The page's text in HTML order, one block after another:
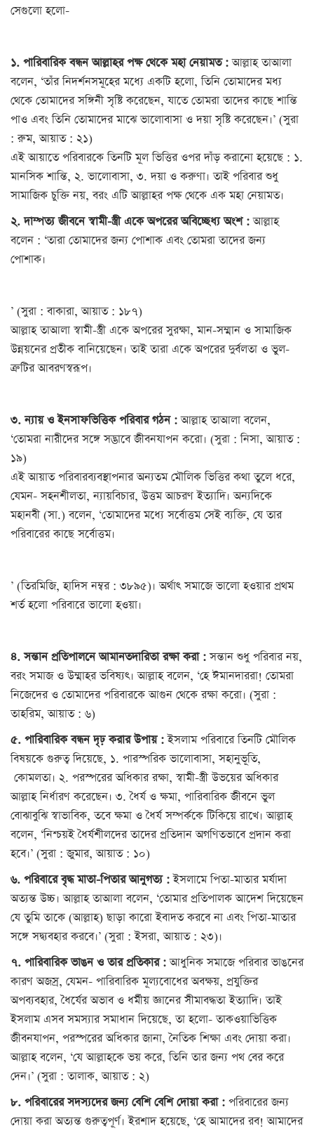
সেগুলো হলো-
১. পারিবারিক বন্ধন আল্লাহর পক্ষ থেকে মহা নেয়ামত :আল্লাহ তাআলা
বলেন, ‘তাঁর নিদর্শনসমূহের মধ্যে একটি হলো, তিনি তোমাদের মধ্য
থেকে তোমাদের সঙ্গিনী সৃষ্টি করেছেন, যাতে তোমরা তাদের কাছে শান্তি
পাও এবং তিনি তোমাদের মাঝে ভালোবাসা ও দয়া সৃষ্টি করেছেন।’ (সুরা
: ‍রুম, আয়াত : ২১)
এই আয়াতে পরিবারকে তিনটি মূল ভিত্তির ওপর দাঁড় করানো হয়েছে : ১.
মানসিক শান্তি, ২. ভালোবাসা, ৩. দয়া ও করুণা। তাই পরিবার শুধু
সামাজিক চুক্তি নয়, বরং এটি আল্লাহর পক্ষ থেকে এক মহা নেয়ামত।
২. দাম্পত্য জীবনে স্বামী-স্ত্রী একে অপরের অবিচ্ছেধ্য অংশ :আল্লাহ
বলেন : ‘তারা তোমাদের জন্য পোশাক এবং তোমরা তাদের জন্য
পোশাক।
’ (সুরা : বাকারা, আয়াত : ১৮৭)
আল্লাহ তাআলা স্বামী-স্ত্রী একে অপরের সুরক্ষা, মান-সম্মান ও সামাজিক
উন্নয়নের প্রতীক বানিয়েছেন। তাই তারা একে অপরের দুর্বলতা ও ভুল-
ত্রুটির আবরণস্বরূপ।
৩. ন্যায় ও ইনসাফভিত্তিক পরিবার গঠন :আল্লাহ তাআলা বলেন,
‘তোমরা নারীদের সঙ্গে সদ্ভাবে জীবনযাপন করো। (সুরা : নিসা, আয়াত :
১৯)
এই আয়াত পরিবারব্যবস্থাপনার অন্যতম মৌলিক ভিত্তির কথা তুলে ধরে,
যেমন- সহনশীলতা, ন্যায়বিচার, উত্তম আচরণ ইত্যাদি। অন্যদিকে
মহানবী (সা.) বলেন, ‘তোমাদের মধ্যে সর্বোত্তম সেই ব্যক্তি, যে তার
পরিবারের কাছে সর্বোত্তম।
’ (তিরমিজি, হাদিস নম্বর : ৩৮৯৫)। অর্থাৎ সমাজে ভালো হওয়ার প্রথম
শর্ত হলো পরিবারে ভালো হওয়া।
৪. সন্তান প্রতিপালনে আমানতদারিতা রক্ষা করা :সন্তান শুধু পরিবার নয়,
বরং সমাজ ও উম্মাহর ভবিষ্যৎ। আল্লাহ বলেন, ‘হে ঈমানদাররা! তোমরা
নিজেদের ও তোমাদের পরিবারকে আগুন থেকে রক্ষা করো। (সুরা :
তাহরিম, আয়াত : ৬)
৫. পারিবারিক বন্ধন দৃঢ় করার উপায় :ইসলাম পরিবারে তিনটি মৌলিক
বিষয়কে গুরুত্ব দিয়েছে, ১. পারস্পরিক ভালোবাসা, সহানুভূতি,
কোমলতা। ২. পরস্পরের অধিকার রক্ষা, স্বামী-স্ত্রী উভয়ের অধিকার
আল্লাহ নির্ধারণ করেছেন। ৩. ধৈর্য ও ক্ষমা, পারিবারিক জীবনে ভুল
বোঝাবুঝি স্বাভাবিক, তবে ক্ষমা ও ধৈর্য সম্পর্ককে টিকিয়ে রাখে। আল্লাহ
বলেন, ‘নিশ্চয়ই ধৈর্যশীলদের তাদের প্রতিদান অগণিতভাবে প্রদান করা
হবে।’ (সুরা : জুমার, আয়াত : ১০)
৬. পরিবারে বৃদ্ধ মাতা-পিতার আনুগত্য :ইসলামে পিতা-মাতার মর্যাদা
অত্যন্ত উচ্চ। আল্লাহ তাআলা বলেন, ‘তোমার প্রতিপালক আদেশ দিয়েছেন
যে তুমি তাকে (আল্লাহ) ছাড়া কারো ইবাদত করবে না এবং পিতা-মাতার
সঙ্গে সদ্ব্যবহার করবে।’ (সুরা : ইসরা, আয়াত : ২৩)।
৭. পারিবারিক ভাঙন ও তার প্রতিকার :আধুনিক সমাজে পরিবার ভাঙনের
কারণ অজস্র, যেমন- পারিবারিক মূল্যবোধের অবক্ষয়, প্রযুক্তির
অপব্যবহার, ধৈর্যের অভাব ও ধর্মীয় জ্ঞানের সীমাবদ্ধতা ইত্যাদি। তাই
ইসলাম এসব সমস্যার সমাধান দিয়েছে, তা হলো- তাকওয়াভিত্তিক
জীবনযাপন, পরস্পরের অধিকার জানা, নৈতিক শিক্ষা এবং দোয়া করা।
আল্লাহ বলেন, ‘যে আল্লাহকে ভয় করে, তিনি তার জন্য পথ বের করে
দেন।’ (সুরা : তালাক, আয়াত : ২)
৮. পরিবারের সদস্যদের জন্য বেশি বেশি দোয়া করা : পরিবারের জন্য
দোয়া করা অত্যন্ত গুরুত্বপূর্ণ। ইরশাদ হয়েছে, ‘হে আমাদের রব! আমাদের